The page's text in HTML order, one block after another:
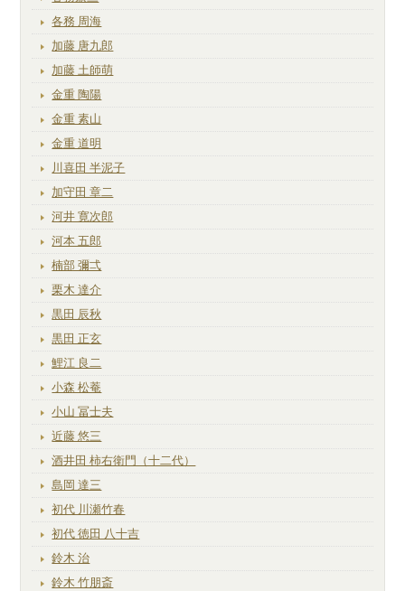
各務 周海
加藤 唐九郎
加藤 土師萌
金重 陶陽
金重 素山
金重 道明
川喜田 半泥子
加守田 章二
河井 寛次郎
河本 五郎
楠部 彌弌
栗木 達介
黒田 辰秋
黒田 正玄
鯉江 良二
小森 松菴
小山 冨士夫
近藤 悠三
酒井田 柿右衛門（十二代）
島岡 達三
初代 川瀬竹春
初代 徳田 八十吉
鈴木 治
鈴木 竹朋斎